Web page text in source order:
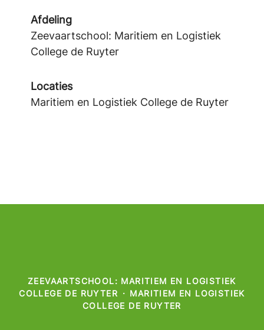
Afdeling
Zeevaartschool: Maritiem en Logistiek
College de Ruyter
Locaties
Maritiem en Logistiek College de Ruyter
ZEEVAARTSCHOOL: MARITIEM EN LOGISTIEK
COLLEGE DE RUYTER · MARITIEM EN LOGISTIEK
COLLEGE DE RUYTER